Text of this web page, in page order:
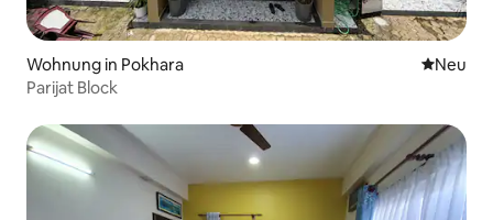
Wohnung in Pokhara Neue
Neu
Parijat Block